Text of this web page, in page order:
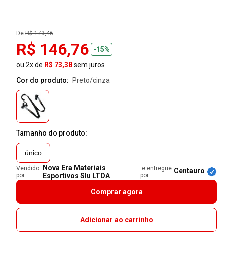
De:R$ 173,46
R$ 146,76
-15%
ou 2x de R$ 73,38sem juros
Cor do produto:
preto/cinza
Tamanho do produto:
único
Vendido
por:
Nova Era Materiais
Esportivos Slu LTDA
e entregue
por
Centauro
Comprar agora
Adicionar ao carrinho